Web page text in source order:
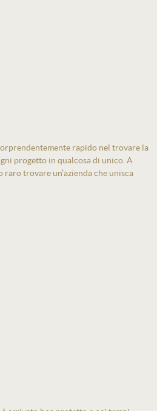
rapido nel trovare la
progetto in qualcosa di unico. A
trovare un’azienda che unisca